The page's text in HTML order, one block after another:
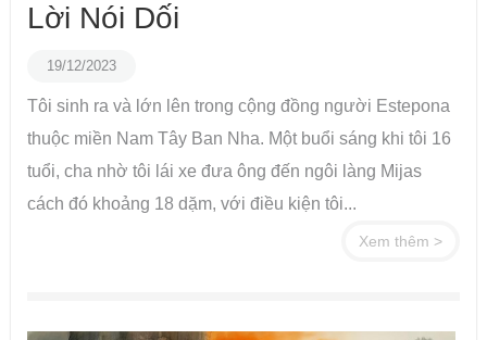
Lời Nói Dối
19/12/2023
Tôi sinh ra và lớn lên trong cộng đồng người Estepona
thuộc miền Nam Tây Ban Nha. Một buổi sáng khi tôi 16
tuổi, cha nhờ tôi lái xe đưa ông đến ngôi làng Mijas
cách đó khoảng 18 dặm, với điều kiện tôi...
Xem thêm >